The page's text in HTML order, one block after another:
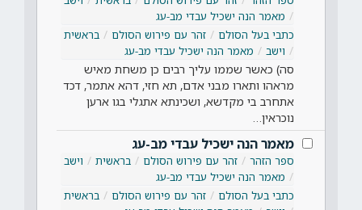
מאמר הנה ישכיל עבדי מב-עג
כתבי בעל הסולם
זהר עם פירוש הסולם
בראשית
וישב
מאמר הנה ישכיל עבדי מב-עג
סה) כאשר שממו עליך רבים כן משחת מאיש
מראהו ותארו מבני אדם, תא חזי, דהא אתמר, דכד
אתחרב בי מקדשא, ושכינתא אתגלי בגו ארען
נוכראין…
מאמר הנה ישכיל עבדי מב-עג
ספר הזהר זהר עם פירוש הסולם בראשית
וישב
מאמר הנה ישכיל עבדי מב-עג
כתבי בעל הסולם
זהר עם פירוש הסולם
בראשית